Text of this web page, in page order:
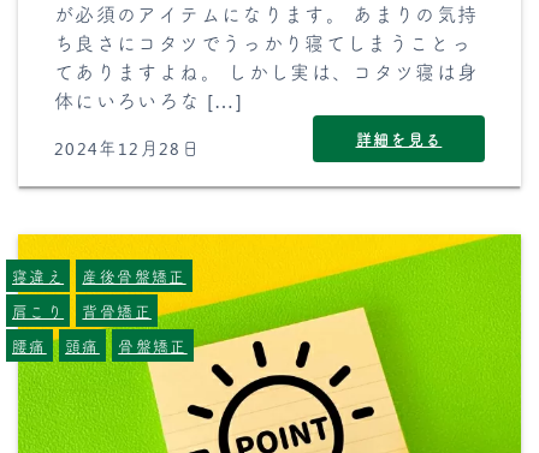
が必須のアイテムになります。 あまりの気持
ち良さにコタツでうっかり寝てしまうことっ
てありますよね。 しかし実は、コタツ寝は身
体にいろいろな […]
2024年12月28日 詳細を見る
寝違え
産後骨盤矯正
肩こり
背骨矯正
腰痛
頭痛 骨盤矯正